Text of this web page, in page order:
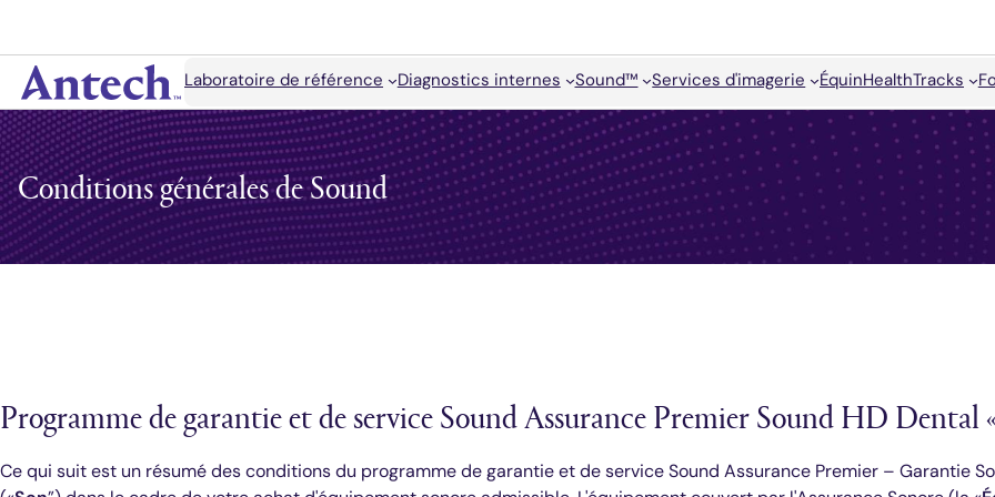
contenu
Laboratoire de référence Diagnostics internes Sound™ Services d'imagerie ÉquinHealthTracks
Rechercher
Conditions générales de Sound
Programme de garantie et de service Sound Assurance Premier Sound HD Dental
Ce qui suit est un résumé des conditions du programme de garantie et de service Sound Assurance Premier – Garantie